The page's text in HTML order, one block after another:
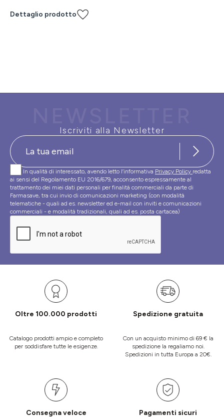
Dettaglio prodotto
Iscriviti alla Newsletter
In qualità di interessato, avendo letto l’informativa Privacy Policy redatta
ai sensi del Regolamento EU 2016/679, acconsento espressamente al
trattamento dei miei dati personali per finalità commerciali da parte di
Farmasave, tra cui invio di comunicazioni marketing (con modalità
telematiche - quali ad es. newsletter ed e-mail con inviti e comunicazioni
commerciali - e modalità tradizionali, quali ad es. posta cartacea)
Oltre 100.000 prodotti
Catalogo prodotti ampio e completo
per soddisfare tutte le esigenze.
Spedizione gratuita
Con un acquisto minimo di 69 € la
spedizione la regaliamo noi.
Spedizioni in tutta Europa a 20€.
Consegna veloce Pagamenti sicuri